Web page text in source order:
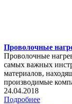
Проволочные
Проволочные
самых важных
материалов,
производимые
24.04.2018
Подробнее